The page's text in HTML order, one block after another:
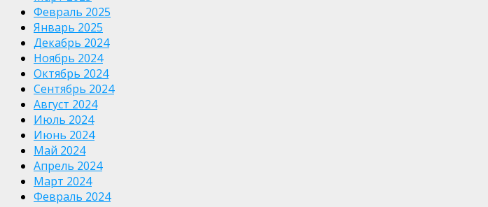
Февраль 2025
Январь 2025
Декабрь 2024
Ноябрь 2024
Октябрь 2024
Сентябрь 2024
Август 2024
Июль 2024
Июнь 2024
Май 2024
Апрель 2024
Март 2024
Февраль 2024